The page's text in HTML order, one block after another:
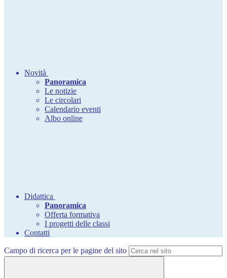
Novità
Panoramica
Le notizie
Le circolari
Calendario eventi
Albo online
Didattica
Panoramica
Offerta formativa
I progetti delle classi
Contatti
Campo di ricerca per le pagine del sito